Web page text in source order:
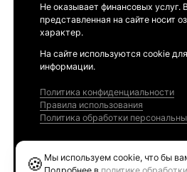
Не оказывает финансовых услуг.
представленная на сайте носит
характер.
На сайте используются cookie
информации.
Политика конфиденциальности
Правила использования
Политика обработки
🍪 Мы используем cookie, что бы
Ethereum GAS Tracker